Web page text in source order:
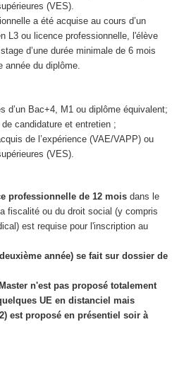
(VES).
a été acquise au cours d’un
L3 ou licence professionnelle, l'élève
d’une durée minimale de 6 mois
année du diplôme.
d’un Bac+4, M1 ou diplôme équivalent;
candidature et entretien ;
de l’expérience (VAE/VAPP) ou
(VES).
professionnelle de 12 mois dans le
fiscalité ou du droit social (y compris
est requise pour l'inscription au
année) se fait sur dossier de
n'est pas proposé totalement
UE en distanciel mais
est proposé en présentiel soir à